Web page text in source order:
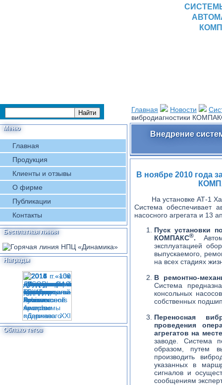
Меню
Главная
Продукция
Клиенты и отзывы
О фирме
Публикации
Контакты
Бесплатная линия
Награды
Облако тегов
Главная Новости
вибродиагностики
Внедрение
В ноябре 2010 года
На установке АТ-1
Система обеспечивает
насосного агрегата и 13
Пуск установки
КОМПАКС®.
эксплуатацией
выпускаемого,
на всех стадиях
В ремонтно-
Система
консольных
собственных
Переносная
проведения
агрегатов на
заводе. Система
образом, путем
производить
указанных в
сигналов и
сообщениям